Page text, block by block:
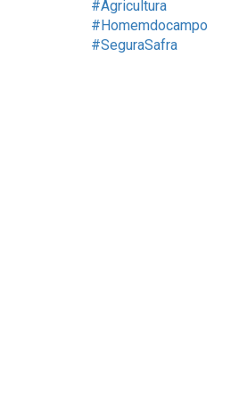
#Agricultura
#Homemdocampo
#SeguraSafra